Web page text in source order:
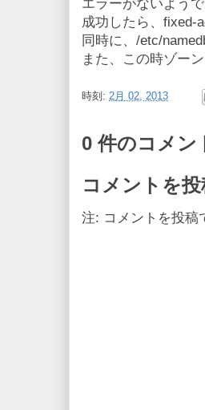
エラーがないよう
成功したら、fixed-
同時に、/etc/
また、この時ゾー
時刻: 2月 02, 2013
0 件のコメン
コメントを投
注: コメントを投稿